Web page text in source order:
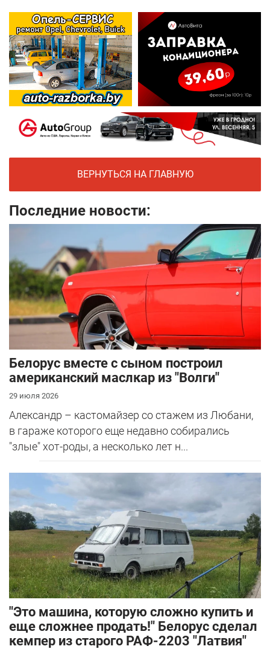
ВЕРНУТЬСЯ НА ГЛАВНУЮ
Последние новости:
Белорус вместе с сыном построил
американский маслкар из "Волги"
29 июля 2026
Александр – кастомайзер со стажем из Любани,
в гараже которого еще недавно собирались
"злые" хот-роды, а несколько лет н...
"Это машина, которую сложно купить и
еще сложнее продать!" Белорус сделал
кемпер из старого РАФ-2203 "Латвия"